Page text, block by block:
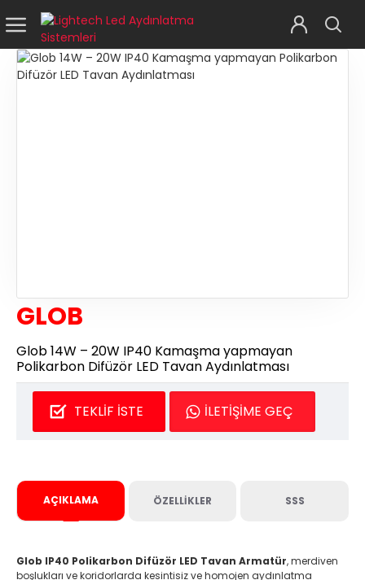
GLOB
Glob 14W – 20W IP40 Kamaşma yapmayan
Polikarbon Difüzör LED Tavan Aydınlatması
TEKLIF İSTE İLETIŞIME GEÇ
AÇIKLAMA ÖZELLIKLER SSS
Glob IP40 Polikarbon Difüzör LED Tavan Armatür, merdiven
boşlukları ve koridorlarda kesintisiz ve homojen aydınlatma